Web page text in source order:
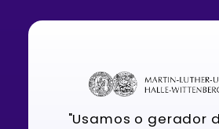
"Usamos o gerador